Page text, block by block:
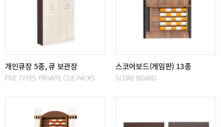
개인큐장 5종, 큐 보관장
FIVE TYPES PRIVATE CUE PACKS
스코어보드(게임판) 13종
SCORE BOARD